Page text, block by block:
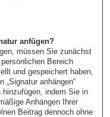
anfügen?
müssen Sie zunächst
Bereich
und gespeichert haben,
„Signatur anhängen“
indem Sie in
Anhängen Ihrer
Beitrag dennoch ohne